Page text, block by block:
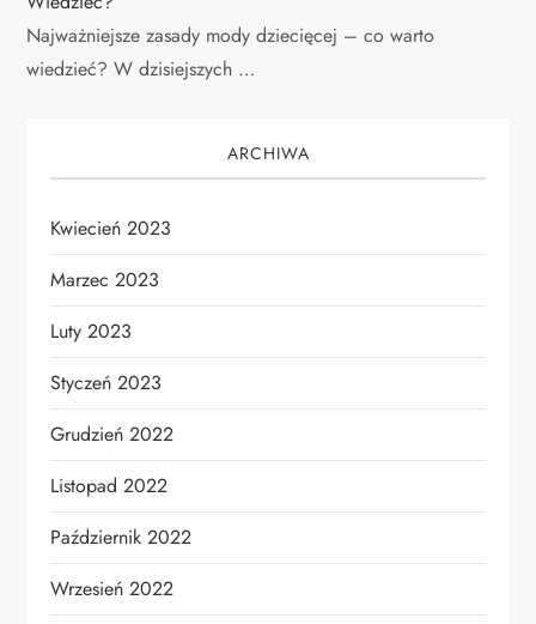
Najważniejsze zasady mody dziecięcej – co warto
wiedzieć? W dzisiejszych …
ARCHIWA
Kwiecień 2023
Marzec 2023
Luty 2023
Styczeń 2023
Grudzień 2022
Listopad 2022
Październik 2022
Wrzesień 2022